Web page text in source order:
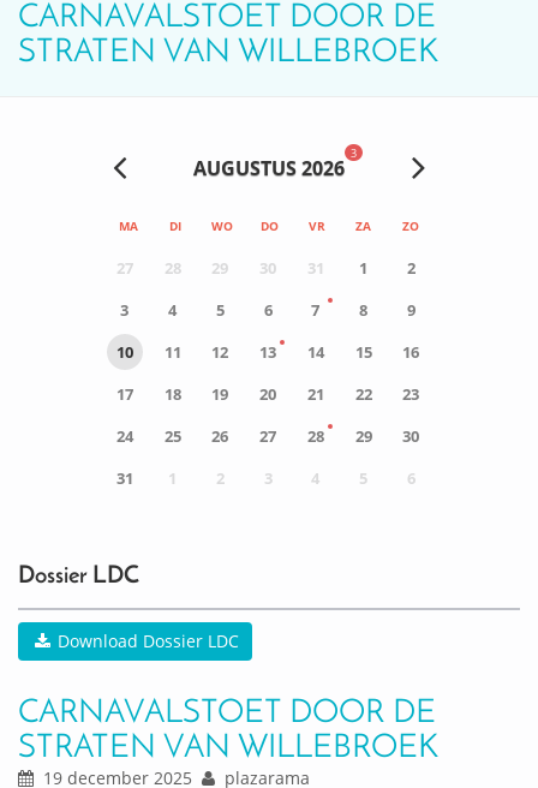
CARNAVALSTOET DOOR DE
STRATEN VAN WILLEBROEK
AUGUSTUS 2026
3
MA DI WO DO VR ZA ZO
27 28 29 30 31 1
2
3
4 5 6 7 8
9
10
11 12 13 14 15
16
17
18 19 20 21 22
23
24
25 26 27 28 29
30
31
1 2 3 4 5 6
Dossier LDC
Download Dossier LDC
CARNAVALSTOET DOOR DE
STRATEN VAN WILLEBROEK
19 december 2025 plazarama